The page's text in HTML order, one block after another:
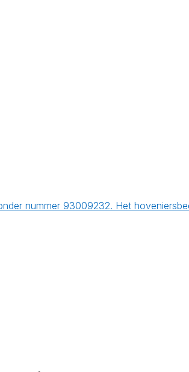
nummer 93009232. Het